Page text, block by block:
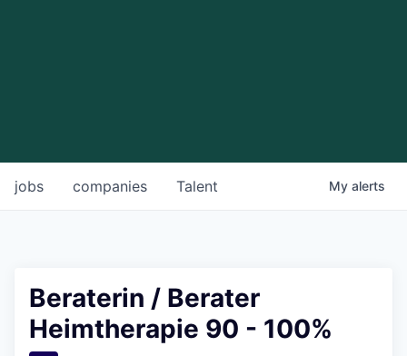
jobs companies Talent My alerts
Beraterin / Berater
Heimtherapie 90 - 100%